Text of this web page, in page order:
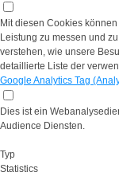
Mit diesen Cookies
Leistung zu messen und
verstehen, wie unsere
detaillierte Liste der
Google Analytics Tag
Dies ist ein
Audience Diensten.
Typ
Statistics